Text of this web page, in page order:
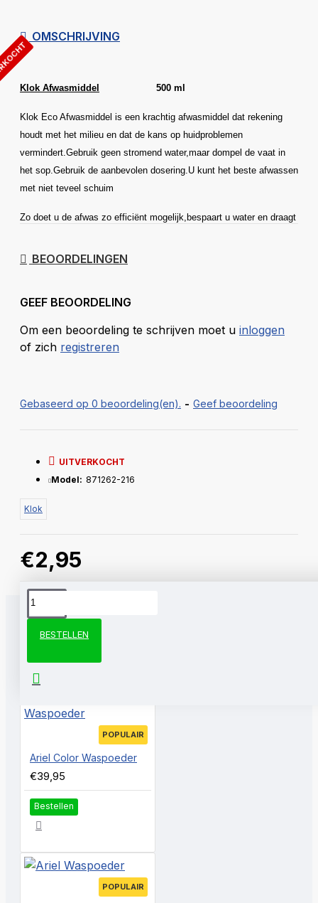
OMSCHRIJVING
Klok Afwasmiddel 500 ml
Klok Eco Afwasmiddel is een krachtig afwasmiddel dat rekening
houdt met het milieu en dat de kans op huidproblemen
vermindert.Gebruik geen stromend water,maar dompel de vaat in
het sop.Gebruik de aanbevolen dosering.U kunt het beste afwassen
met niet teveel schuim
Zo doet u de afwas zo efficiënt mogelijk,bespaart u water en draagt
BEOORDELINGEN
GEEF BEOORDELING
Om een beoordeling te schrijven moet u inloggen
of zich registreren
Gebaseerd op 0 beoordeling(en). - Geef beoordeling
€2,95
UITVERKOCHT
Model: 871262-216
Klok
BESTELLEN
POPULAIR
Ariel Color Waspoeder
€39,95
Bestellen
POPULAIR